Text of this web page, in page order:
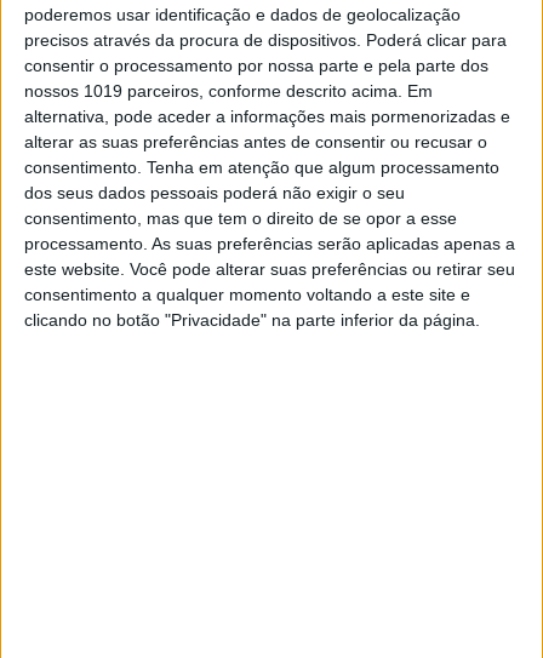
poderemos usar identificação e dados de geolocalização
precisos através da procura de dispositivos. Poderá clicar para
consentir o processamento por nossa parte e pela parte dos
nossos 1019 parceiros, conforme descrito acima. Em
alternativa, pode aceder a informações mais pormenorizadas e
alterar as suas preferências antes de consentir ou recusar o
consentimento. Tenha em atenção que algum processamento
dos seus dados pessoais poderá não exigir o seu
consentimento, mas que tem o direito de se opor a esse
processamento. As suas preferências serão aplicadas apenas a
este website. Você pode alterar suas preferências ou retirar seu
consentimento a qualquer momento voltando a este site e
clicando no botão "Privacidade" na parte inferior da página.
marcas de motos diferentes : Honda, KTM e
Gas Gas.
Continuar a ler
Absoluto
Cabeceiras de Basto
Campeonato Nacional Enduro
Diogo Ventura
enduro
Hélder Rodrigues